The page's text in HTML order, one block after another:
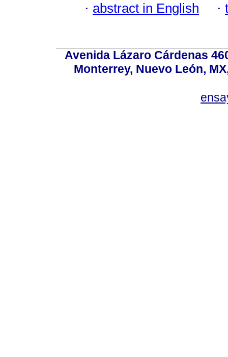
· abstract in English ·
Avenida Lázaro Cárdenas
Monterrey, Nuevo León,